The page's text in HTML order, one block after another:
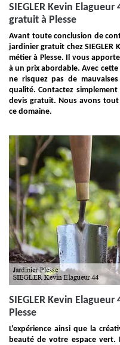
SIEGLER Kevin
gratuit à Plesse
Avant toute conclusion de
jardinier gratuit chez SIEGLER
métier à Plesse. Il vous
à un prix abordable. Avec
ne risquez pas de
qualité. Contactez
devis gratuit. Nous avons
ce domaine.
SIEGLER Kevin
Plesse
L'expérience ainsi que la
beauté de votre espace vert.